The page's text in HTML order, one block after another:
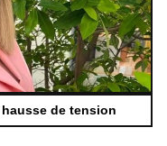
de tension